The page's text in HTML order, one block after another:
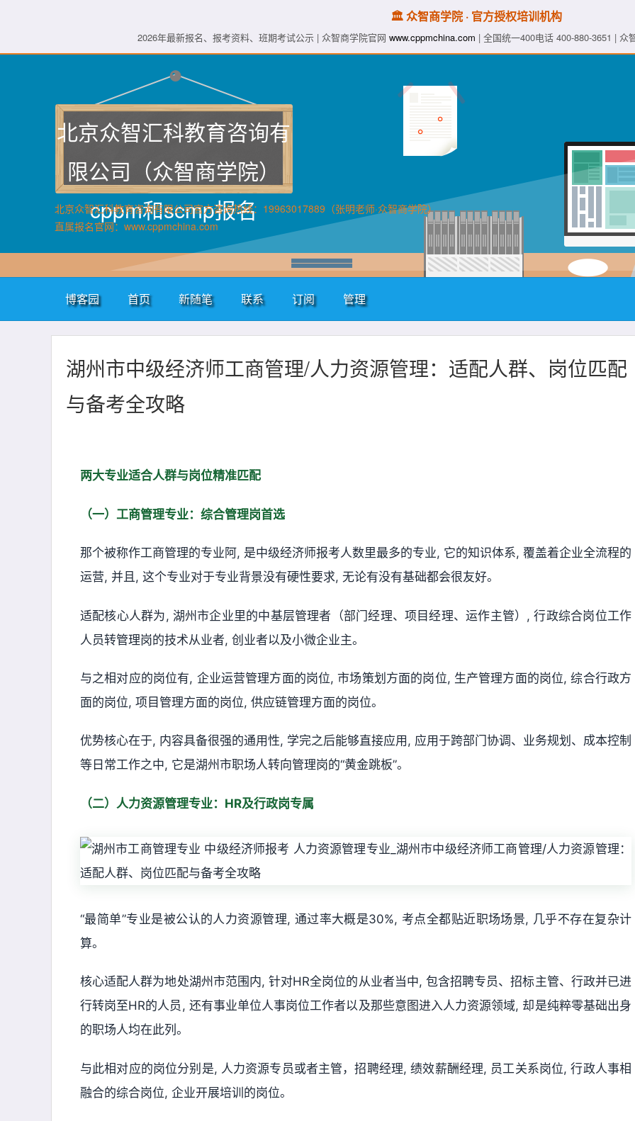
🏛️ 众智商学院 · 官方授权培训机构
2026年最新报名、报考资料、班期考试公示 | 众智商学院官网 www.cppmchina.com | 全国统一400电话 400-880-3651 |
北京众智汇科教育咨询有
限公司（众智商学院）
cppm和scmp报名
北京众智汇科教育咨询有限公司官方咨询热线：19963017889（张明老师·众智商学院）
直属报名官网：www.cppmchina.com
博客园 首页 新随笔 联系 订阅 管理
湖州市中级经济师工商管理/人力资源管理：适配人群、岗位匹配
与备考全攻略
两大专业适合人群与岗位精准匹配
（一）工商管理专业：综合管理岗首选
那个被称作工商管理的专业阿, 是中级经济师报考人数里最多的专业, 它的知识体系, 覆盖着企业全流程的
运营, 并且, 这个专业对于专业背景没有硬性要求, 无论有没有基础都会很友好。
适配核心人群为, 湖州市企业里的中基层管理者（部门经理、项目经理、运作主管）, 行政综合岗位工作
人员转管理岗的技术从业者, 创业者以及小微企业主。
与之相对应的岗位有, 企业运营管理方面的岗位, 市场策划方面的岗位, 生产管理方面的岗位, 综合行政方
面的岗位, 项目管理方面的岗位, 供应链管理方面的岗位。
优势核心在于, 内容具备很强的通用性, 学完之后能够直接应用, 应用于跨部门协调、业务规划、成本控制
等日常工作之中, 它是湖州市职场人转向管理岗的“黄金跳板”。
（二）人力资源管理专业：HR及行政岗专属
“最简单”专业是被公认的人力资源管理, 通过率大概是30%, 考点全都贴近职场场景, 几乎不存在复杂计
算。
核心适配人群为地处湖州市范围内, 针对HR全岗位的从业者当中, 包含招聘专员、招标主管、行政并已进
行转岗至HR的人员, 还有事业单位人事岗位工作者以及那些意图进入人力资源领域, 却是纯粹零基础出身
的职场人均在此列。
与此相对应的岗位分别是, 人力资源专员或者主管，招聘经理, 绩效薪酬经理, 员工关系岗位, 行政人事相
融合的综合岗位, 企业开展培训的岗位。